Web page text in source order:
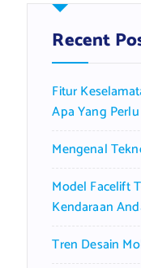
h
f
o
:
Recent
Fitur
Apa Yang
Mengenal
Model Facelift
Kendaraan
Tren Desain